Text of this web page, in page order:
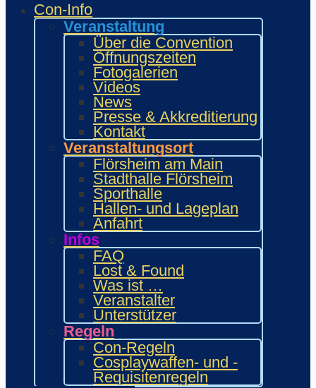
Con-Info
Veranstaltung
Über die Convention
Öffnungszeiten
Fotogalerien
Videos
News
Presse & Akkreditierung
Kontakt
Veranstaltungsort
Flörsheim am Main
Stadthalle Flörsheim
Sporthalle
Hallen- und Lageplan
Anfahrt
Infos
FAQ
Lost & Found
Was ist …
Veranstalter
Unterstützer
Regeln
Con-Regeln
Cosplaywaffen- und -
Requisitenregeln
Unterstützer
Regeln
Con-Regeln
Cosplaywaffen- und -
Requisitenregeln
MARKTPLATZ
Händler
Zeichner und Künstler
Fanprojekte
Kulturaussteller
Bring and Buy
Food Area
Maidcafé
INTERAKTIV
Workshops und Präsentationen
Gamesroom
Trading Card Games (TCG)
Brettspiele
Karaoke
Wettbewerbe
ENTERTAINMENT
Ehrengäste
Showacts
Anime-Kino
Kulturprogramm
Cosplayball